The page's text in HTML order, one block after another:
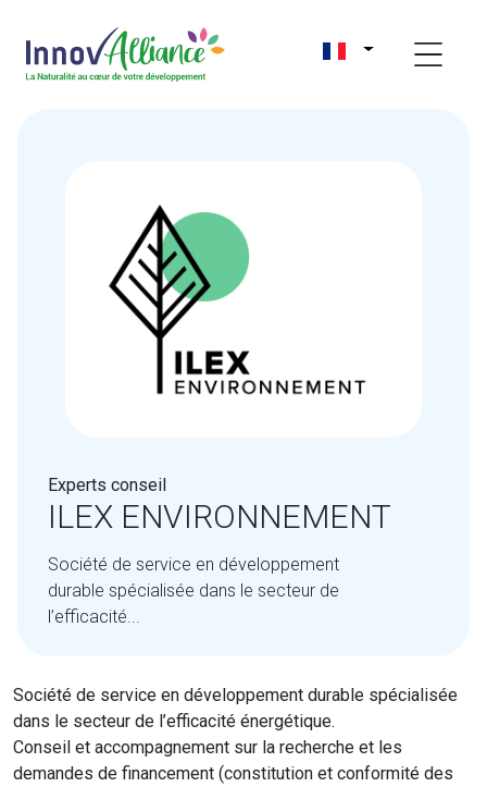
Experts conseil
ILEX ENVIRONNEMENT
Société de service en développement
durable spécialisée dans le secteur de
l’efficacité...
Société de service en développement durable spécialisée
dans le secteur de l’efficacité énergétique.
Conseil et accompagnement sur la recherche et les
demandes de financement (constitution et conformité des